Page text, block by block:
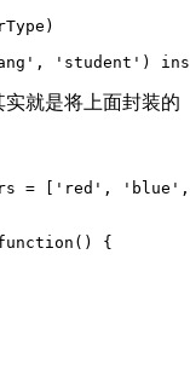
'student')
实就是将上面封装的
= ['red',
function() {